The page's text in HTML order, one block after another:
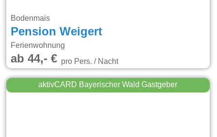
Bodenmais
Pension Weigert
Ferienwohnung
ab 44,- €pro Pers. / Nacht
aktivCARD Bayerischer Wald Gastgeber